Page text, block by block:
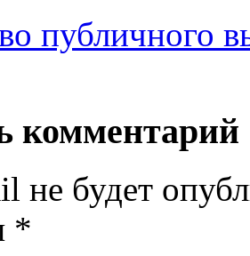
публичного
комментарий
не будет
*